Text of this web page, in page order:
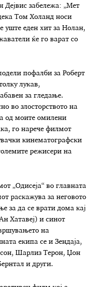
Дејвис забележа: „Мет
Том Холанд носи
уште еден хит за Нолан,
ќе го варат со
пофалби за Роберт
лукав,
за гледање.
во злосторството на
од моите омилени
го нарече филмот
кинематографски
режисери на
„Одисеја“ во главната
раскажува за неговото
за да се врати дома кај
Хатавеј) и синот
на
екипа се и Зендаја,
Шарлиз Терон, Џон
и други.